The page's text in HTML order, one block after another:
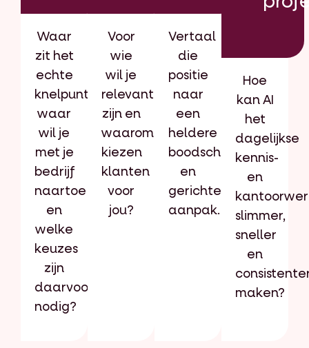
Waar
zit het
echte
knelpunt,
waar
wil je
met je
bedrijf
naartoe
en
welke
keuzes
zijn
daarvoor
nodig?
Voor
wie
wil je
relevant
zijn en
waarom
kiezen
klanten
voor
jou?
Vertaal
die
positie
naar
een
heldere
boodschap
en
gerichte
aanpak.
Hoe
kan AI
het
dagelijkse
kennis-
en
slimmer,
sneller
en
maken?